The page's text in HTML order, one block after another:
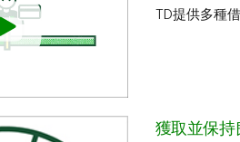
TD提供多種
獲取並保持